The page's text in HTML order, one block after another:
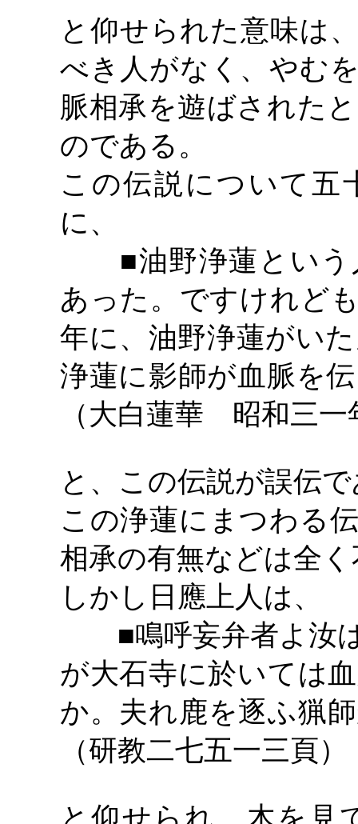
と仰せられた意味は
べき人がなく、やむ
脈相承を遊ばされた
のである。
この伝説について五
に、
■油野浄蓮とい
あった。ですけれど
年に、油野浄蓮がい
浄蓮に影師が血脈を
（大白蓮華 昭和三一
と、この伝説が誤伝
この浄蓮にまつわる
相承の有無などは全
しかし日應上人は、
■鳴呼妄弁者よ汝
が大石寺に於いては
か。夫れ鹿を逐ふ猟
（研教二七五一三頁）
と仰せられ、木を見